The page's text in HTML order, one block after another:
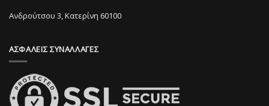
σελίδα
Ανδρούτσου 3, Κατερίνη 60100
ΑΣΦΑΛΕΙΣ ΣΥΝΑΛΛΑΓΕΣ